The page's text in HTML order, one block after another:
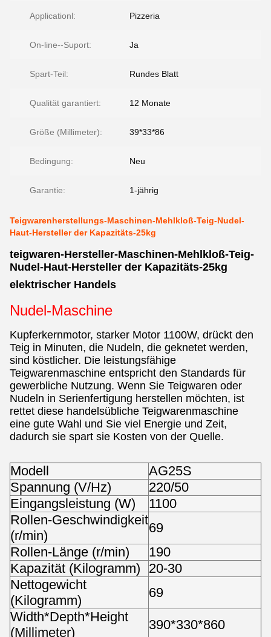
Applicationl: Pizzeria
On-line--Suport: Ja
Spart-Teil: Rundes Blatt
Qualität garantiert: 12 Monate
Größe (Millimeter): 39*33*86
Bedingung: Neu
Garantie: 1-jährig
Teigwarenherstellungs-Maschinen-Mehlkloß-Teig-Nudel-
Haut-Hersteller der Kapazitäts-25kg
teigwaren-Hersteller-Maschinen-Mehlkloß-Teig-
Nudel-Haut-Hersteller der Kapazitäts-25kg
elektrischer Handels
Nudel-Maschine
Kupferkernmotor, starker Motor 1100W, drückt den
Teig in Minuten, die Nudeln, die geknetet werden,
sind köstlicher. Die leistungsfähige
Teigwarenmaschine entspricht den Standards für
gewerbliche Nutzung. Wenn Sie Teigwaren oder
Nudeln in Serienfertigung herstellen möchten, ist
rettet diese handelsübliche Teigwarenmaschine
eine gute Wahl und Sie viel Energie und Zeit,
dadurch sie spart sie Kosten von der Quelle.
Modell
AG25S
Spannung (V/Hz)
220/50
Eingangsleistung (W)
1100
Rollen-Geschwindigkeit
(r/min)
69
Rollen-Länge (r/min)
190
Kapazität (Kilogramm)
20-30
Nettogewicht
(Kilogramm)
69
Width*Depth*Height
(Millimeter)
390*330*860